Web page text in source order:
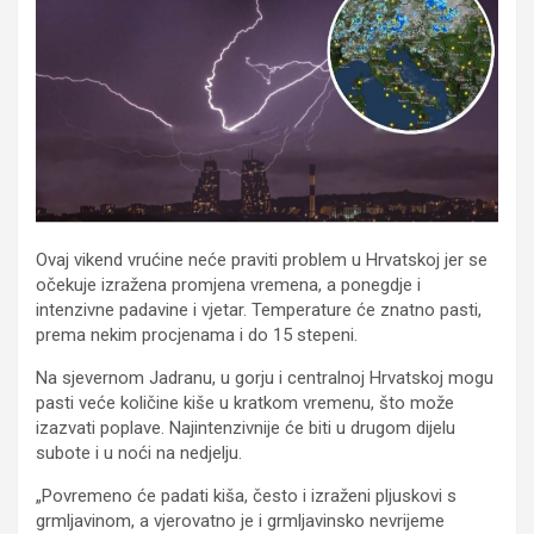
Ovaj vikend vrućine neće praviti problem u Hrvatskoj jer se
očekuje izražena promjena vremena, a ponegdje i
intenzivne padavine i vjetar. Temperature će znatno pasti,
prema nekim procjenama i do 15 stepeni.
Na sjevernom Jadranu, u gorju i centralnoj Hrvatskoj mogu
pasti veće količine kiše u kratkom vremenu, što može
izazvati poplave. Najintenzivnije će biti u drugom dijelu
subote i u noći na nedjelju.
„Povremeno će padati kiša, često i izraženi pljuskovi s
grmljavinom, a vjerovatno je i grmljavinsko nevrijeme